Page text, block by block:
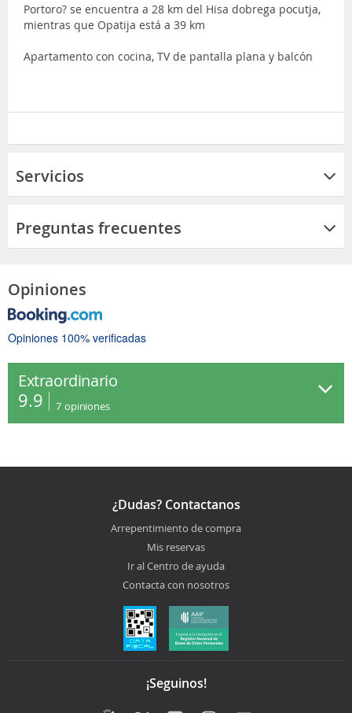
Portoro? se encuentra a 28 km del Hisa dobrega pocutja,
mientras que Opatija está a 39 km
Apartamento con cocina, TV de pantalla plana y balcón
Servicios
Preguntas frecuentes
Opiniones
Opiniones 100% verificadas
Extraordinario
9.9 7 opiniones
¿Dudas? Contactanos
Arrepentimiento de compra
Mis reservas
Ir al Centro de ayuda
Contacta con nosotros
¡Seguinos!